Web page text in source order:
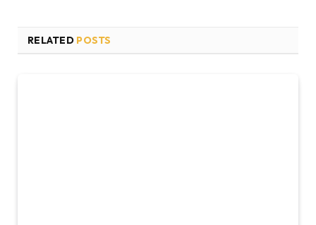
RELATED POSTS